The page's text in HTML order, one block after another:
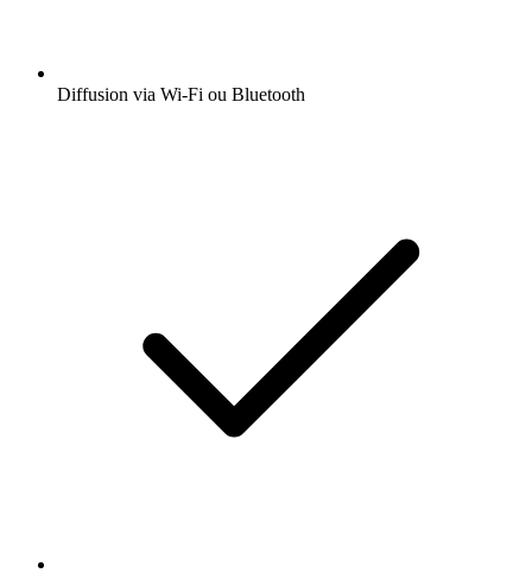
Diffusion via Wi-Fi ou Bluetooth